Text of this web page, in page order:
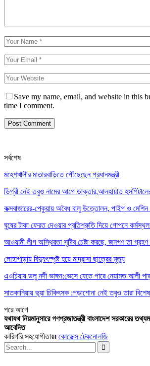
Save my name, email, and website in this
time I comment.
সর্বশেষ
মহেশখালীর মাতারবাড়িতে পৌঁছেছেন প্রধানমন্ত্রী
ডিগ্রী নেই তবুও নামের আগে ডাক্তার,আলহায়াত
কক্সবাজারের-পেকুয়ায় অবৈধ বালু উত্তোলন, পাইপ ও মেশিন
ঘুষের টাকা ফেরত দেওয়ার প্রতিশ্রুতি দিয়ে গোপনে
আওয়ামী লীগ অস্থিরতা সৃষ্টির চেষ্টা করছে, জনগণ তা
লোহাগাড়ায় বিদ্যুৎস্পৃষ্ট হয়ে মাদ্রাসা ছাত্রের মৃত্যু
এওচিয়ায় ডলু নদী ভাঙ্গন:ভেসে যেতে পারে নেয়ামত আলী
সাতকানিয়ায় ভূয়া চিকিৎসক :পড়াশোনা নেই তবুও তারা
পরেআগে
যথাযথ নিয়মানুসারে গণপ্রজাতন্ত্রী বাংলাদেশ সরকারের
আবেদিত
কারিগরি সহযোগীতায়ঃ কোডেক্স টেকনোলজি